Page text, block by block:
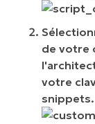
de votre
votre
snippets.